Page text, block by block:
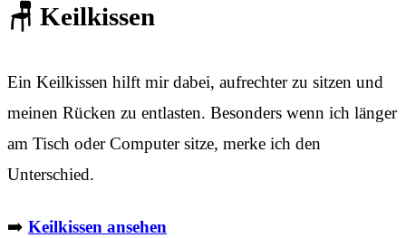
🪑 Keilkissen
Ein Keilkissen hilft mir dabei, aufrechter zu sitzen und
meinen Rücken zu entlasten. Besonders wenn ich länger
am Tisch oder Computer sitze, merke ich den
Unterschied.
➡️ Keilkissen ansehen